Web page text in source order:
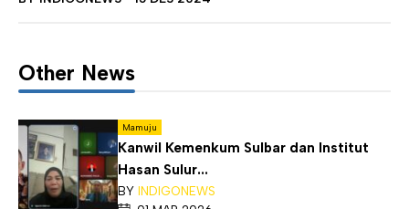
Other News
Mamuju
Kanwil Kemenkum Sulbar dan Institut
Hasan Sulur...
BY INDIGONEWS